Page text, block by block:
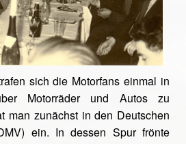
sich die Motorfans einmal in
Motorräder und Autos zu
man zunächst in den Deutschen
ein. In dessen Spur frönte